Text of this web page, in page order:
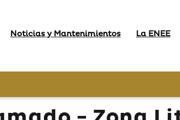
Noticias y Mantenimientos La ENEE